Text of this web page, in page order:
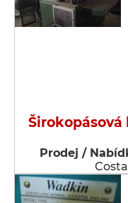
Širokopásová
Prodej /